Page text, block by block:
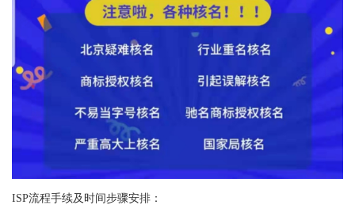
ISP流程手续及时间步骤安排：